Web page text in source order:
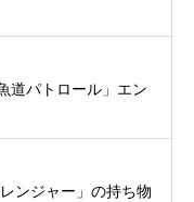
道パトロール」エン
ンジャー」の持ち物